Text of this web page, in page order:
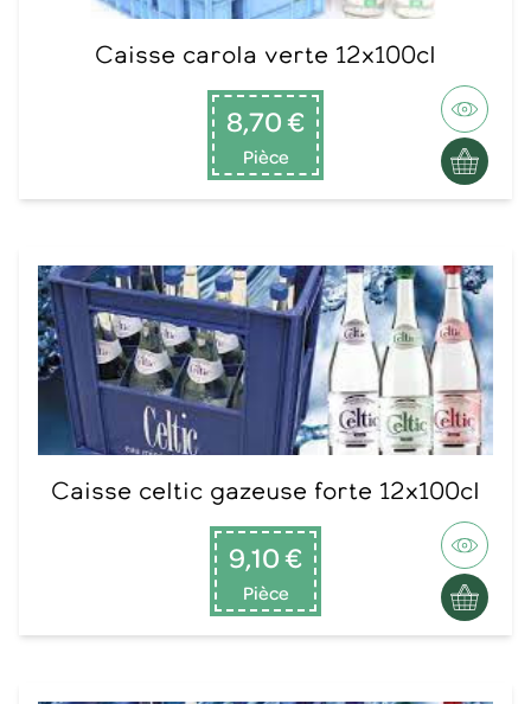
Caisse carola verte 12x100cl
8,70 €
Pièce
Caisse celtic gazeuse forte 12x100cl
9,10 €
Pièce